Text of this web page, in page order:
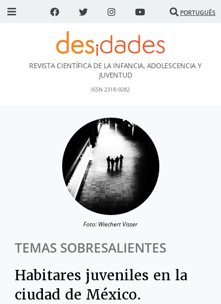
PORTUGUÊS
DESidades
REVISTA CIENTÍFICA DE LA INFANCIA, ADOLESCENCIA Y
JUVENTUD
ISSN 2318-9282
Foto: Wiechert Visser
TEMAS SOBRESALIENTES
Habitares juveniles en la
ciudad de México.